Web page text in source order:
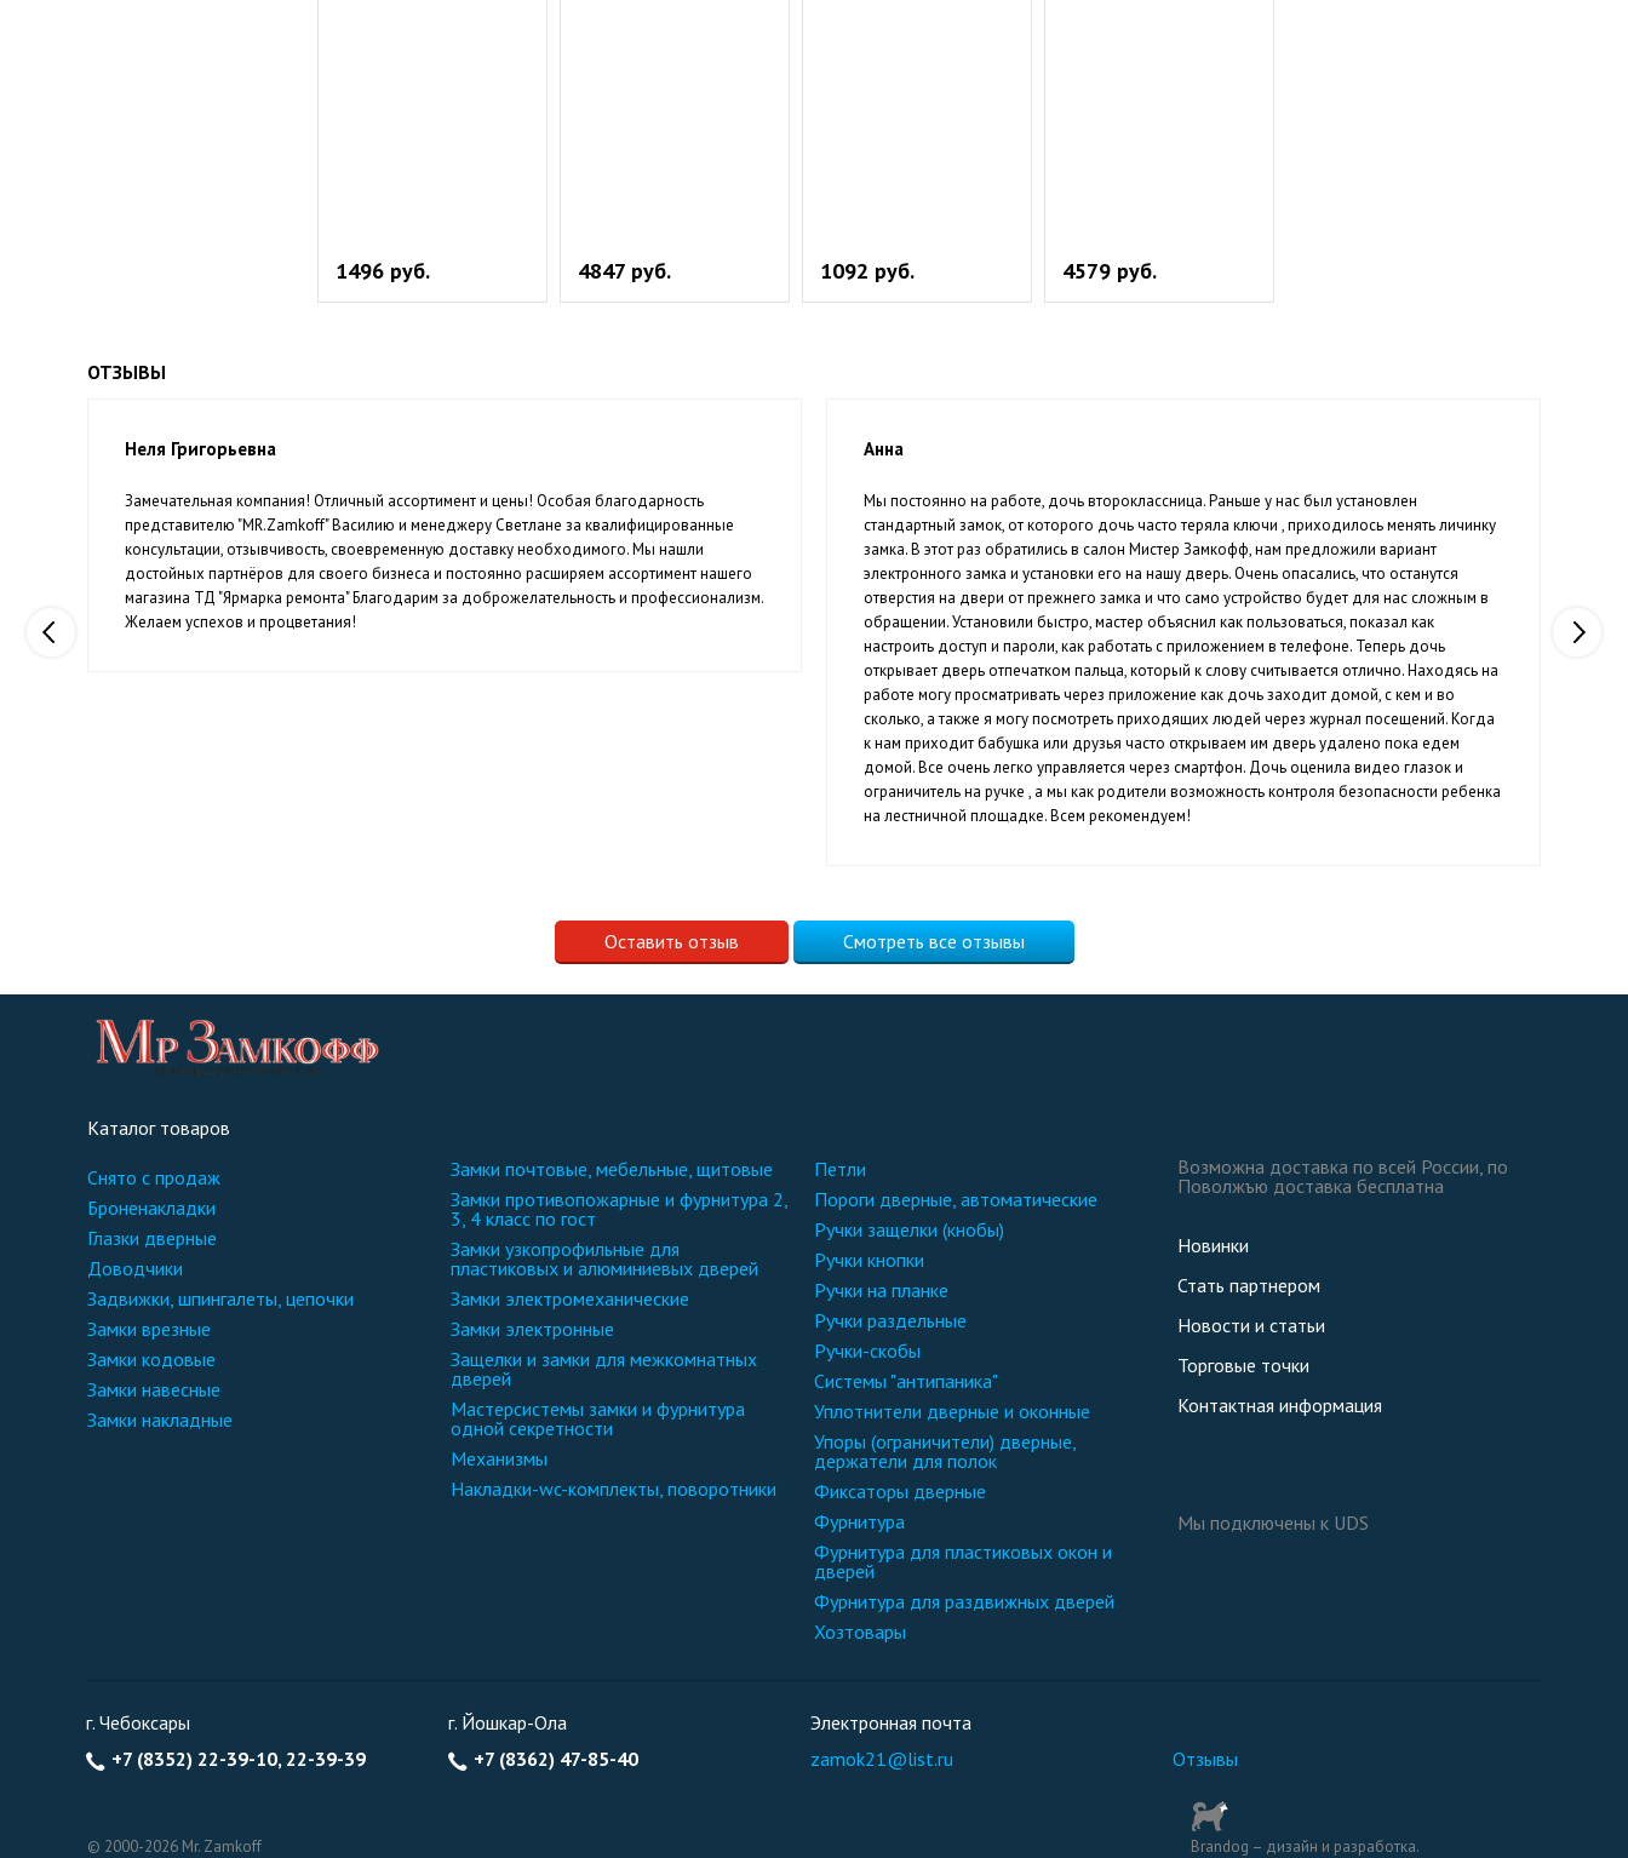
1496 руб. 4847 руб. 1092 руб. 4579 руб.
ОТЗЫВЫ
Неля Григорьевна
Замечательная компания! Отличный ассортимент и цены! Особая благодарность
представителю "MR.Zamkoff" Василию и менеджеру Светлане за квалифицированные
консультации, отзывчивость, своевременную доставку необходимого. Мы нашли
достойных партнёров для своего бизнеса и постоянно расширяем ассортимент нашего
магазина ТД "Ярмарка ремонта" Благодарим за доброжелательность и профессионализм.
Желаем успехов и процветания!
Анна
Мы постоянно на работе, дочь второклассница. Раньше у нас был установлен
стандартный замок, от которого дочь часто теряла ключи , приходилось менять личинку
замка. В этот раз обратились в салон Мистер Замкофф, нам предложили вариант
электронного замка и установки его на нашу дверь. Очень опасались, что останутся
отверстия на двери от прежнего замка и что само устройство будет для нас сложным в
обращении. Установили быстро, мастер объяснил как пользоваться, показал как
настроить доступ и пароли, как работать с приложением в телефоне. Теперь дочь
открывает дверь отпечатком пальца, который к слову считывается отлично. Находясь на
работе могу просматривать через приложение как дочь заходит домой, с кем и во
сколько, а также я могу посмотреть приходящих людей через журнал посещений. Когда
к нам приходит бабушка или друзья часто открываем им дверь удалено пока едем
домой. Все очень легко управляется через смартфон. Дочь оценила видео глазок и
ограничитель на ручке , а мы как родители возможность контроля безопасности ребенка
на лестничной площадке. Всем рекомендуем!
Оставить отзыв Смотреть все отзывы
Каталог товаров
снято с продаж
броненакладки
глазки дверные
доводчики
задвижки, шпингалеты, цепочки
замки врезные
замки кодовые
замки навесные
замки накладные
замки почтовые, мебельные, щитовые
замки противопожарные и фурнитура 2,
3, 4 класс по гост
замки узкопрофильные для
пластиковых и алюминиевых дверей
замки электромеханические
замки электронные
защелки и замки для межкомнатных
дверей
мастерсистемы замки и фурнитура
одной секретности
механизмы
накладки-wc-комплекты, поворотники
петли
пороги дверные, автоматические
ручки защелки (кнобы)
ручки кнопки
ручки на планке
ручки раздельные
ручки-скобы
системы "антипаника"
уплотнители дверные и оконные
упоры (ограничители) дверные,
держатели для полок
фиксаторы дверные
фурнитура
фурнитура для пластиковых окон и
дверей
фурнитура для раздвижных дверей
хозтовары
Возможна доставка по всей России, по
Поволжъю доставка бесплатна
Новинки
Стать партнером
Новости и статьи
Торговые точки
Контактная информация
Мы подключены к UDS
г. Чебоксары
+7 (8352) 22-39-10, 22-39-39
г. Йошкар-Ола
+7 (8362) 47-85-40
Электронная почта
zamok21@list.ru
Отзывы
© 2000-2026 Mr. Zamkoff Brandog – дизайн и разработка.